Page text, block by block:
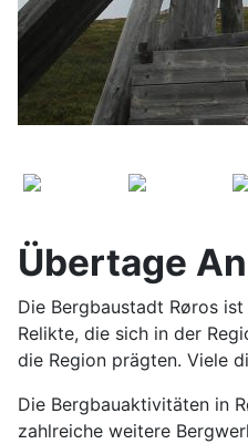
Übertage
Die Bergbaustadt Røros
Relikte, die sich in der
die Region prägten. Viele
Die Bergbauaktivitäten in
zahlreiche weitere